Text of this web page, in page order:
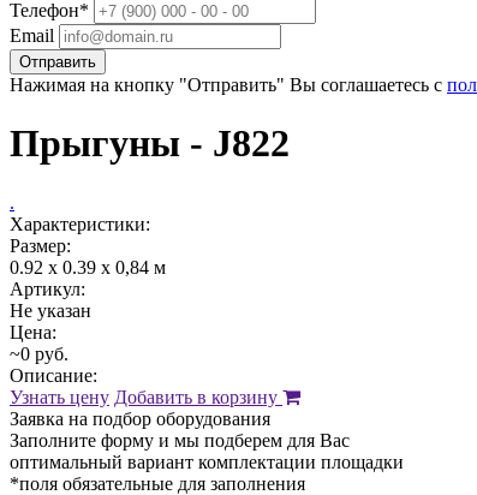
Телефон*
Email
Отправить
Нажимая на кнопку "Отправить" Вы соглашаетесь с
Прыгуны - J822
.
Характеристики:
Размер:
0.92 x 0.39 х 0,84 м
Артикул:
Не указан
Цена:
~0 руб.
Описание:
Узнать цену Добавить в корзину
Заявка на подбор оборудования
Заполните форму и мы подберем для Вас
оптимальный вариант комплектации площадки
*поля обязательные для заполнения